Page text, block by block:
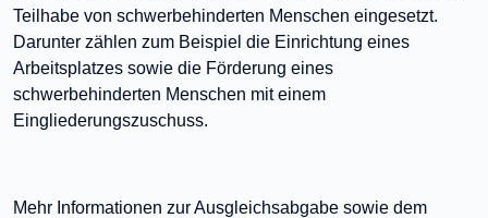
Teilhabe von schwerbehinderten Menschen eingesetzt.
Darunter zählen zum Beispiel die Einrichtung eines
Arbeitsplatzes sowie die Förderung eines
schwerbehinderten Menschen mit einem
Eingliederungszuschuss.
Mehr Informationen zur Ausgleichsabgabe sowie dem